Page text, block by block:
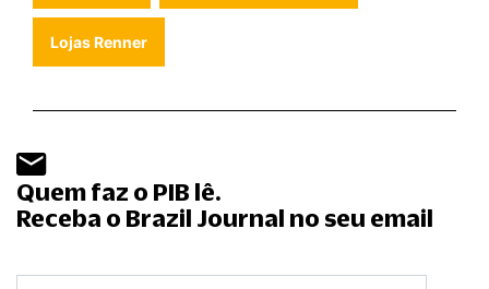
Lojas Renner
Quem faz o PIB lê.
Receba o Brazil Journal no seu email